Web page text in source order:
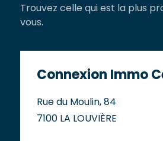
Trouvez celle qui est la plus
vous.
Connexion Immo
Rue du Moulin, 84
7100 LA LOUVIÈRE